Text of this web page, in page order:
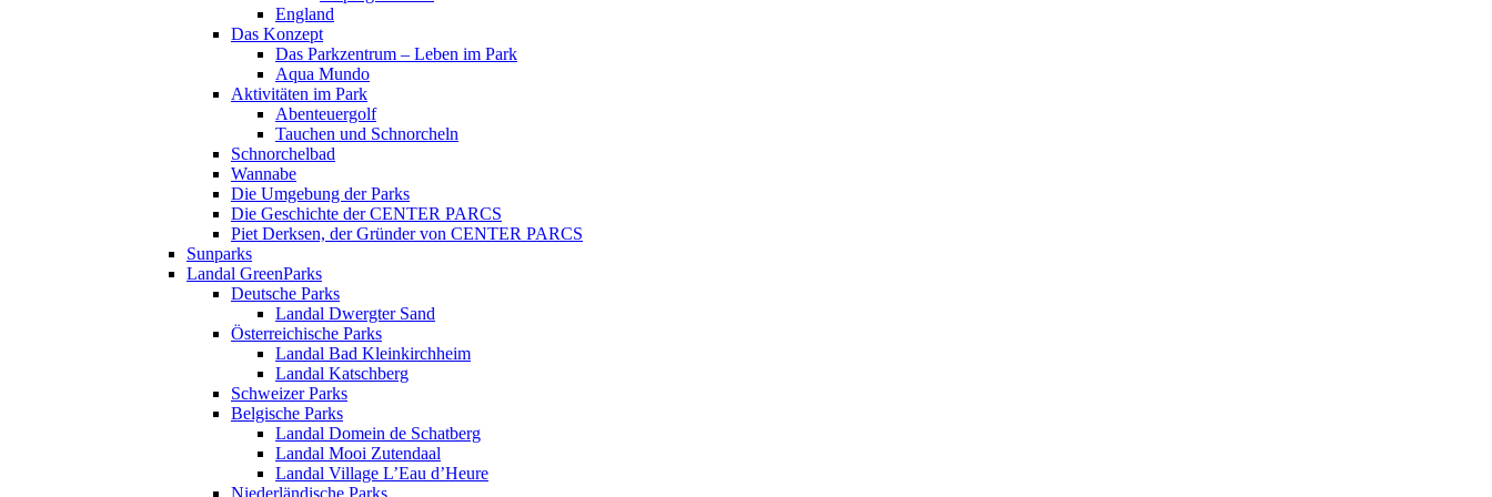
England
Das Konzept
Das Parkzentrum – Leben im Park
Aqua Mundo
Aktivitäten im Park
Abenteuergolf
Tauchen und Schnorcheln
Schnorchelbad
Wannabe
Die Umgebung der Parks
Die Geschichte der CENTER PARCS
Piet Derksen, der Gründer von CENTER PARCS
Sunparks
Landal GreenParks
Deutsche Parks
Landal Dwergter Sand
Österreichische Parks
Landal Bad Kleinkirchheim
Landal Katschberg
Schweizer Parks
Belgische Parks
Landal Domein de Schatberg
Landal Mooi Zutendaal
Landal Village L’Eau d’Heure
Niederländische Parks